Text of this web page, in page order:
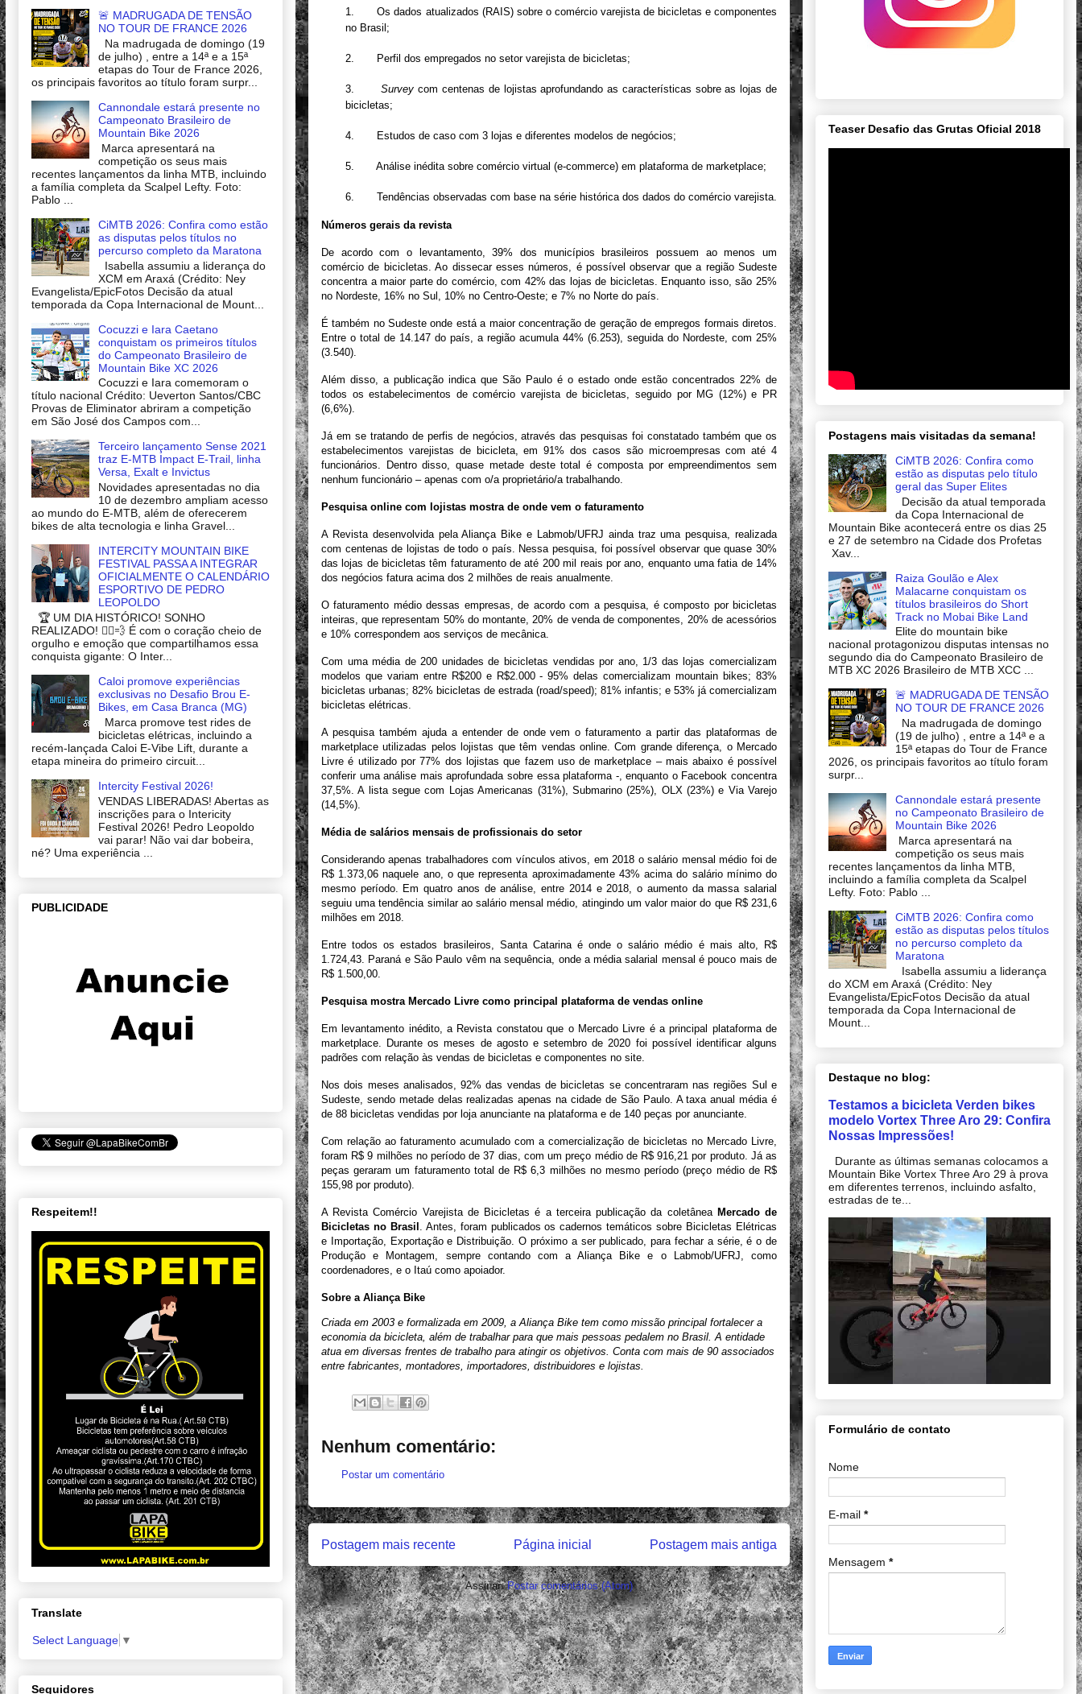
1.
Os dados atualizados (RAIS) sobre o comércio varejista de bicicletas e componentes
no Brasil;
2. Perfil dos empregados no setor varejista de bicicletas;
3. Survey com centenas de lojistas aprofundando as características sobre as lojas de
bicicletas;
4. Estudos de caso com 3 lojas e diferentes modelos de negócios;
5. Análise inédita sobre comércio virtual (e-commerce) em plataforma de marketplace;
6. Tendências observadas com base na série histórica dos dados do comércio varejista.
Números gerais da revista
De acordo com o levantamento, 39% dos municípios brasileiros possuem ao menos um
comércio de bicicletas. Ao dissecar esses números, é possível observar que a região Sudeste
concentra a maior parte do comércio, com 42% das lojas de bicicletas. Enquanto isso, são 25%
no Nordeste, 16% no Sul, 10% no Centro-Oeste; e 7% no Norte do país.
É também no Sudeste onde está a maior concentração de geração de empregos formais diretos.
Entre o total de 14.147 do país, a região acumula 44% (6.253), seguida do Nordeste, com 25%
(3.540).
Além disso, a publicação indica que São Paulo é o estado onde estão concentrados 22% de
todos os estabelecimentos de comércio varejista de bicicletas, seguido por MG (12%) e PR
(6,6%).
Já em se tratando de perfis de negócios, através das pesquisas foi constatado também que os
estabelecimentos varejistas de bicicleta, em 91% dos casos são microempresas com até 4
funcionários. Dentro disso, quase metade deste total é composta por empreendimentos sem
nenhum funcionário – apenas com o/a proprietário/a trabalhando.
Pesquisa online com lojistas mostra de onde vem o faturamento
A Revista desenvolvida pela Aliança Bike e Labmob/UFRJ ainda traz uma pesquisa, realizada
com centenas de lojistas de todo o país. Nessa pesquisa, foi possível observar que quase 30%
das lojas de bicicletas têm faturamento de até 200 mil reais por ano, enquanto uma fatia de 14%
dos negócios fatura acima dos 2 milhões de reais anualmente.
O faturamento médio dessas empresas, de acordo com a pesquisa, é composto por bicicletas
inteiras, que representam 50% do montante, 20% de venda de componentes, 20% de acessórios
e 10% correspondem aos serviços de mecânica.
Com uma média de 200 unidades de bicicletas vendidas por ano, 1/3 das lojas comercializam
modelos que variam entre R$200 e R$2.000 - 95% delas comercializam mountain bikes; 83%
bicicletas urbanas; 82% bicicletas de estrada (road/speed); 81% infantis; e 53% já comercializam
bicicletas elétricas.
A pesquisa também ajuda a entender de onde vem o faturamento a partir das plataformas de
marketplace utilizadas pelos lojistas que têm vendas online. Com grande diferença, o Mercado
Livre é utilizado por 77% dos lojistas que fazem uso de marketplace – mais abaixo é possível
conferir uma análise mais aprofundada sobre essa plataforma -, enquanto o Facebook concentra
37,5%. A lista segue com Lojas Americanas (31%), Submarino (25%), OLX (23%) e Via Varejo
(14,5%).
Média de salários mensais de profissionais do setor
Considerando apenas trabalhadores com vínculos ativos, em 2018 o salário mensal médio foi de
R$ 1.373,06 naquele ano, o que representa aproximadamente 43% acima do salário mínimo do
mesmo período. Em quatro anos de análise, entre 2014 e 2018, o aumento da massa salarial
seguiu uma tendência similar ao salário mensal médio, atingindo um valor maior do que R$ 231,6
milhões em 2018.
Entre todos os estados brasileiros, Santa Catarina é onde o salário médio é mais alto, R$
1.724,43. Paraná e São Paulo vêm na sequência, onde a média salarial mensal é pouco mais de
R$ 1.500,00.
Pesquisa mostra Mercado Livre como principal plataforma de vendas online
Em levantamento inédito, a Revista constatou que o Mercado Livre é a principal plataforma de
marketplace. Durante os meses de agosto e setembro de 2020 foi possível identificar alguns
padrões com relação às vendas de bicicletas e componentes no site.
Nos dois meses analisados, 92% das vendas de bicicletas se concentraram nas regiões Sul e
Sudeste, sendo metade delas realizadas apenas na cidade de São Paulo. A taxa anual média é
de 88 bicicletas vendidas por loja anunciante na plataforma e de 140 peças por anunciante.
Com relação ao faturamento acumulado com a comercialização de bicicletas no Mercado Livre,
foram R$ 9 milhões no período de 37 dias, com um preço médio de R$ 916,21 por produto. Já as
peças geraram um faturamento total de R$ 6,3 milhões no mesmo período (preço médio de R$
155,98 por produto).
A Revista Comércio Varejista de Bicicletas é a terceira publicação da coletânea Mercado de
Bicicletas no Brasil . Antes, foram publicados os cadernos temáticos sobre Bicicletas Elétricas
e Importação, Exportação e Distribuição. O próximo a ser publicado, para fechar a série, é o de
Produção e Montagem, sempre contando com a Aliança Bike e o Labmob/UFRJ, como
coordenadores, e o Itaú como apoiador.
Sobre a Aliança Bike
Criada em 2003 e formalizada em 2009, a Aliança Bike tem como missão principal fortalecer a
economia da bicicleta, além de trabalhar para que mais pessoas pedalem no Brasil. A entidade
atua em diversas frentes de trabalho para atingir os objetivos. Conta com mais de 90 associados
entre fabricantes, montadores, importadores, distribuidores e lojistas.
Nenhum comentário:
Postar um comentário
Postagem mais recente Postagem mais antiga
Página inicial
Assinar:Postar comentários (Atom)
🚨 MADRUGADA DE TENSÃO
NO TOUR DE FRANCE 2026
Na madrugada de domingo (19
de julho) , entre a 14ª e a 15ª
etapas do Tour de France 2026,
os principais favoritos ao título foram surpr...
Cannondale estará presente no
Campeonato Brasileiro de
Mountain Bike 2026
Marca apresentará na
competição os seus mais
recentes lançamentos da linha MTB, incluindo
a família completa da Scalpel Lefty. Foto:
Pablo ...
CiMTB 2026: Confira como estão
as disputas pelos títulos no
percurso completo da Maratona
Isabella assumiu a liderança do
XCM em Araxá (Crédito: Ney
Evangelista/EpicFotos Decisão da atual
temporada da Copa Internacional de Mount...
Cocuzzi e Iara Caetano
conquistam os primeiros títulos
do Campeonato Brasileiro de
Mountain Bike XC 2026
Cocuzzi e Iara comemoram o
título nacional Crédito: Ueverton Santos/CBC
Provas de Eliminator abriram a competição
em São José dos Campos com...
Terceiro lançamento Sense 2021
traz E-MTB Impact E-Trail, linha
Versa, Exalt e Invictus
Novidades apresentadas no dia
10 de dezembro ampliam acesso
ao mundo do E-MTB, além de oferecerem
bikes de alta tecnologia e linha Gravel...
INTERCITY MOUNTAIN BIKE
FESTIVAL PASSA A INTEGRAR
OFICIALMENTE O CALENDÁRIO
ESPORTIVO DE PEDRO
LEOPOLDO
🏆 UM DIA HISTÓRICO! SONHO
REALIZADO! 🚴‍♂️💨 É com o coração cheio de
orgulho e emoção que compartilhamos essa
conquista gigante: O Inter...
Caloi promove experiências
exclusivas no Desafio Brou E-
Bikes, em Casa Branca (MG)
Marca promove test rides de
bicicletas elétricas, incluindo a
recém-lançada Caloi E-Vibe Lift, durante a
etapa mineira do primeiro circuit...
Intercity Festival 2026!
VENDAS LIBERADAS! Abertas as
inscrições para o Intericity
Festival 2026! Pedro Leopoldo
vai parar! Não vai dar bobeira,
né? Uma experiência ...
PUBLICIDADE
Respeitem!!
Translate
Select Language ▼
Seguidores
Teaser Desafio das Grutas Oficial 2018
Postagens mais visitadas da semana!
CiMTB 2026: Confira como
estão as disputas pelo título
geral das Super Elites
Decisão da atual temporada
da Copa Internacional de
Mountain Bike acontecerá entre os dias 25
e 27 de setembro na Cidade dos Profetas
Xav...
Raiza Goulão e Alex
Malacarne conquistam os
títulos brasileiros do Short
Track no Mobai Bike Land
Elite do mountain bike
nacional protagonizou disputas intensas no
segundo dia do Campeonato Brasileiro de
MTB XC 2026 Brasileiro de MTB XCC ...
🚨 MADRUGADA DE TENSÃO
NO TOUR DE FRANCE 2026
Na madrugada de domingo
(19 de julho) , entre a 14ª e a
15ª etapas do Tour de France
2026, os principais favoritos ao título foram
surpr...
Cannondale estará presente
no Campeonato Brasileiro de
Mountain Bike 2026
Marca apresentará na
competição os seus mais
recentes lançamentos da linha MTB,
incluindo a família completa da Scalpel
Lefty. Foto: Pablo ...
CiMTB 2026: Confira como
estão as disputas pelos títulos
no percurso completo da
Maratona
Isabella assumiu a liderança
do XCM em Araxá (Crédito: Ney
Evangelista/EpicFotos Decisão da atual
temporada da Copa Internacional de
Mount...
Destaque no blog:
Testamos a bicicleta Verden bikes
modelo Vortex Three Aro 29: Confira
Nossas Impressões!
Durante as últimas semanas colocamos a
Mountain Bike Vortex Three Aro 29 à prova
em diferentes terrenos, incluindo asfalto,
estradas de te...
Formulário de contato
Nome
E-mail *
Mensagem *